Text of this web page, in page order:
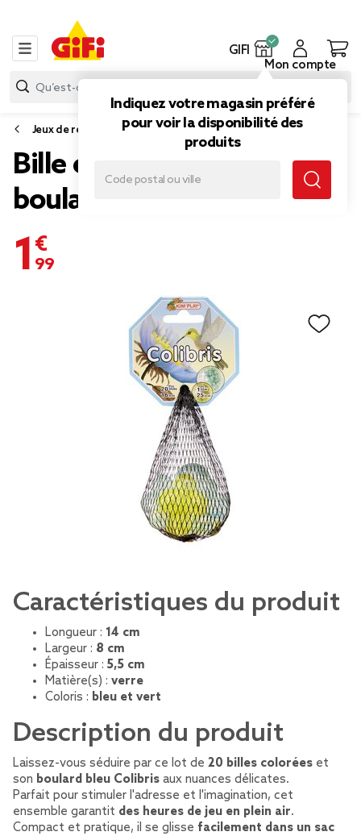
GIFI
Indiquez votre magasin préféré
pour voir la disponibilité des
produits
Mon compte
Jeux de récréation
Bille en verre x20 + 1
boulard bleu Colibris
1,99 €
Caractéristiques du produit
Longueur : 14 cm
Largeur : 8 cm
Épaisseur : 5,5 cm
Matière(s) : verre
Coloris : bleu et vert
Description du produit
Laissez-vous séduire par ce lot de 20 billes colorées et
son boulard bleu Colibris aux nuances délicates.
Parfait pour stimuler l'adresse et l'imagination, cet
ensemble garantit des heures de jeu en plein air.
Compact et pratique, il se glisse facilement dans un sac